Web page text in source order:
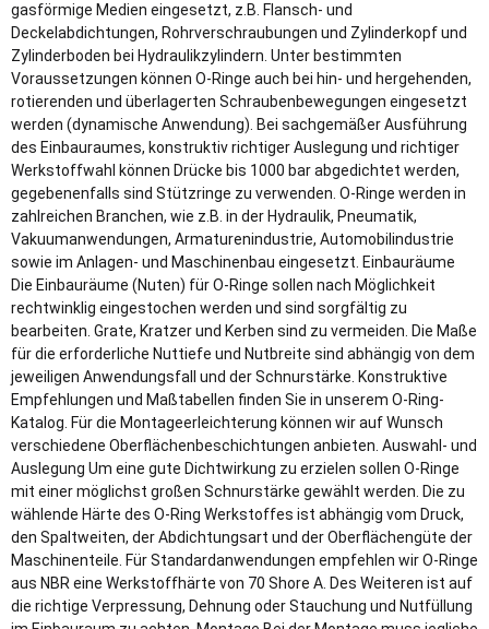
gasförmige Medien eingesetzt, z.B. Flansch- und
Deckelabdichtungen, Rohrverschraubungen und Zylinderkopf und
Zylinderboden bei Hydraulikzylindern. Unter bestimmten
Voraussetzungen können O-Ringe auch bei hin- und hergehenden,
rotierenden und überlagerten Schraubenbewegungen eingesetzt
werden (dynamische Anwendung). Bei sachgemäßer Ausführung
des Einbauraumes, konstruktiv richtiger Auslegung und richtiger
Werkstoffwahl können Drücke bis 1000 bar abgedichtet werden,
gegebenenfalls sind Stützringe zu verwenden. O-Ringe werden in
zahlreichen Branchen, wie z.B. in der Hydraulik, Pneumatik,
Vakuumanwendungen, Armaturenindustrie, Automobilindustrie
sowie im Anlagen- und Maschinenbau eingesetzt. Einbauräume
Die Einbauräume (Nuten) für O-Ringe sollen nach Möglichkeit
rechtwinklig eingestochen werden und sind sorgfältig zu
bearbeiten. Grate, Kratzer und Kerben sind zu vermeiden. Die Maße
für die erforderliche Nuttiefe und Nutbreite sind abhängig von dem
jeweiligen Anwendungsfall und der Schnurstärke. Konstruktive
Empfehlungen und Maßtabellen finden Sie in unserem O-Ring-
Katalog. Für die Montageerleichterung können wir auf Wunsch
verschiedene Oberflächenbeschichtungen anbieten. Auswahl- und
Auslegung Um eine gute Dichtwirkung zu erzielen sollen O-Ringe
mit einer möglichst großen Schnurstärke gewählt werden. Die zu
wählende Härte des O-Ring Werkstoffes ist abhängig vom Druck,
den Spaltweiten, der Abdichtungsart und der Oberflächengüte der
Maschinenteile. Für Standardanwendungen empfehlen wir O-Ringe
aus NBR eine Werkstoffhärte von 70 Shore A. Des Weiteren ist auf
die richtige Verpressung, Dehnung oder Stauchung und Nutfüllung